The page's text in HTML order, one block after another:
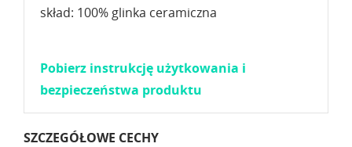
skład: 100% glinka ceramiczna
Pobierz instrukcję użytkowania i
bezpieczeństwa produktu
SZCZEGÓŁOWE CECHY